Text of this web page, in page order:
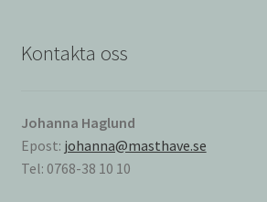
Kontakta oss
Johanna Haglund
Epost: johanna@masthave.se
Tel: 0768-38 10 10